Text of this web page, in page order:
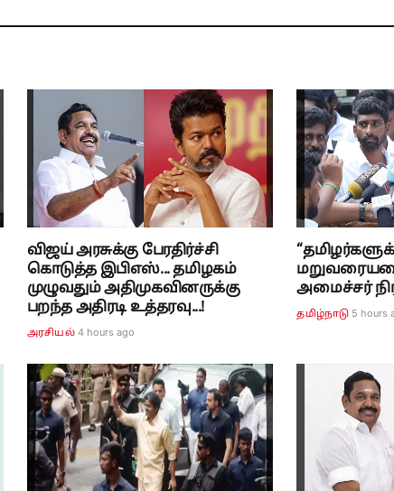
விஜய் அரசுக்கு பேரதிர்ச்சி
கொடுத்த இபிஎஸ்... தமிழகம்
முழுவதும் அதிமுகவினருக்கு
பறந்த அதிரடி உத்தரவு...!
அரசியல் 4 hours ago
அமைச்சர்
தமிழ்நாடு 5 hours